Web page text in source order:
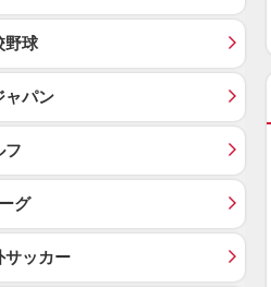
野球
ャパン
フ
グ
サッカー